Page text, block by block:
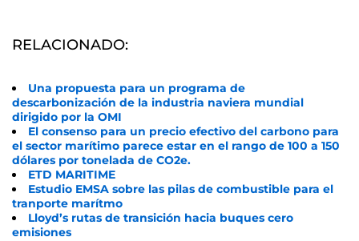
RELACIONADO:
Una propuesta para un programa de
descarbonización de la industria naviera mundial
dirigido por la OMI
El consenso para un precio efectivo del carbono para
el sector marítimo parece estar en el rango de 100 a 150
dólares por tonelada de CO2e.
ETD MARITIME
Estudio EMSA sobre las pilas de combustible para el
tranporte marítmo
Lloyd’s rutas de transición hacia buques cero
emisiones